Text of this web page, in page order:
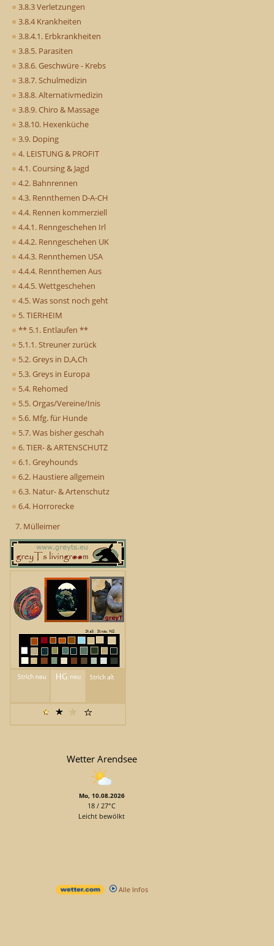
3.8.3 Verletzungen
3.8.4 Krankheiten
3.8.4.1. Erbkrankheiten
3.8.5. Parasiten
3.8.6. Geschwüre - Krebs
3.8.7. Schulmedizin
3.8.8. Alternativmedizin
3.8.9. Chiro & Massage
3.8.10. Hexenküche
3.9. Doping
4. LEISTUNG & PROFIT
4.1. Coursing & Jagd
4.2. Bahnrennen
4.3. Rennthemen D-A-CH
4.4. Rennen kommerziell
4.4.1. Renngeschehen Irl
4.4.2. Renngeschehen UK
4.4.3. Rennthemen USA
4.4.4. Rennthemen Aus
4.4.5. Wettgeschehen
4.5. Was sonst noch geht
5. TIERHEIM
** 5.1. Entlaufen **
5.1.1. Streuner zurück
5.2. Greys in D,A,Ch
5.3. Greys in Europa
5.4. Rehomed
5.5. Orgas/Vereine/Inis
5.6. Mfg. für Hunde
5.7. Was bisher geschah
6. TIER- & ARTENSCHUTZ
6.1. Greyhounds
6.2. Haustiere allgemein
6.3. Natur- & Artenschutz
6.4. Horrorecke
7. Mülleimer
Wetter Arendsee
Mo, 10.08.2026
18 / 27°C
Leicht bewölkt
Alle Infos